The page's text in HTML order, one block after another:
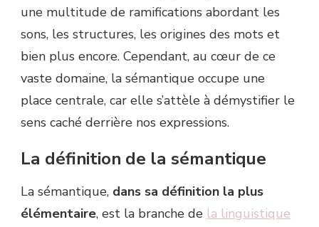
une multitude de ramifications abordant les
sons, les structures, les origines des mots et
bien plus encore. Cependant, au cœur de ce
vaste domaine, la sémantique occupe une
place centrale, car elle s’attèle à démystifier le
sens caché derrière nos expressions.
La définition de la sémantique
La sémantique, dans sa définition la plus
élémentaire, est la branche de la linguistique